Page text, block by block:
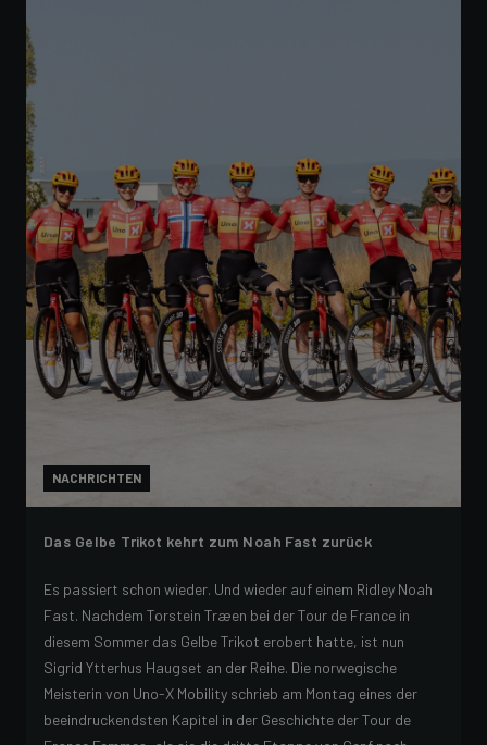
NACHRICHTEN
Das Gelbe Trikot kehrt zum Noah Fast zurück
Es passiert schon wieder. Und wieder auf einem Ridley Noah
Fast. Nachdem Torstein Træen bei der Tour de France in
diesem Sommer das Gelbe Trikot erobert hatte, ist nun
Sigrid Ytterhus Haugset an der Reihe. Die norwegische
Meisterin von Uno-X Mobility schrieb am Montag eines der
beeindruckendsten Kapitel in der Geschichte der Tour de